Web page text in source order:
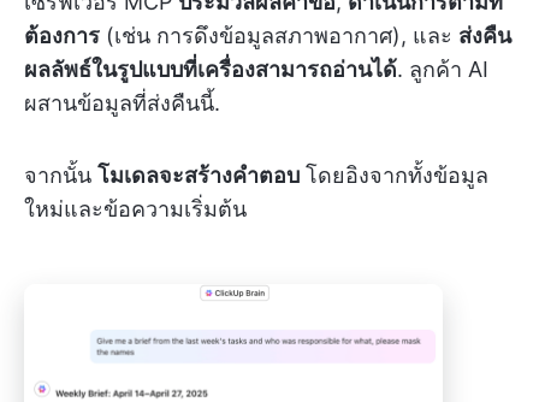
ต้องการ (เช่น การดึงข้อมูลสภาพอากาศ), และ ส่งคืน
ผลลัพธ์ในรูปแบบที่เครื่องสามารถอ่านได้. ลูกค้า AI
ผสานข้อมูลที่ส่งคืนนี้.
จากนั้น โมเดลจะสร้างคำตอบ โดยอิงจากทั้งข้อมูล
ใหม่และข้อความเริ่มต้น